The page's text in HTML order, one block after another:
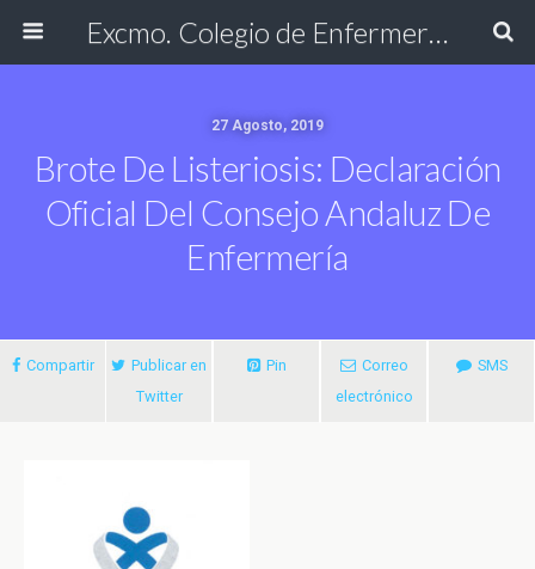
Excmo. Colegio de Enfermería de Cádiz
27 Agosto, 2019
Brote De Listeriosis: Declaración
Oficial Del Consejo Andaluz De
Enfermería
Compartir
Publicar en
Twitter
Pin
Correo
electrónico
SMS